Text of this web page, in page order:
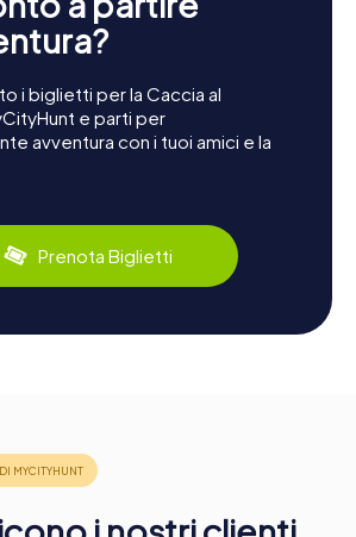
i biglietti per la Caccia al
e parti per
avventura con i tuoi amici e la
Prenota Biglietti